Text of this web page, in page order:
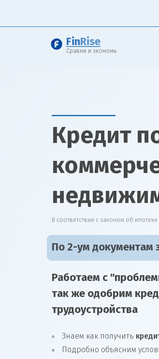
Fin Rise
Сравни и экономь
Кредит
В соответствии с законом об ипотеке
По 2-ум документам
Работаем с
так же одобрим
трудоустройства
Знаем как получить
Подробно объясним